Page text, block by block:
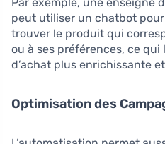
Par exemple, une enseigne
peut utiliser un chatbot
trouver le produit qui
ou à ses préférences, ce
d’achat plus enrichissante
Optimisation des